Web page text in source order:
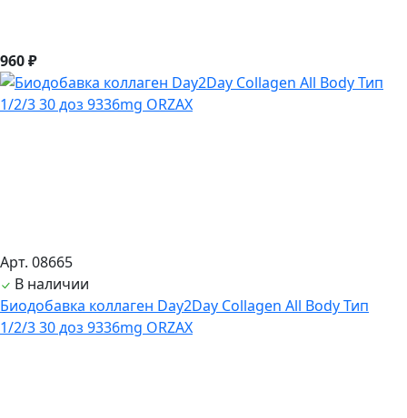
960 ₽
Арт. 08665
В наличии
Биодобавка коллаген Day2Day Collagen All Body Тип
1/2/3 30 доз 9336mg ORZAX